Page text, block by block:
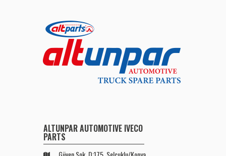
ALTUNPAR AUTOMOTIVE IVECO
PARTS